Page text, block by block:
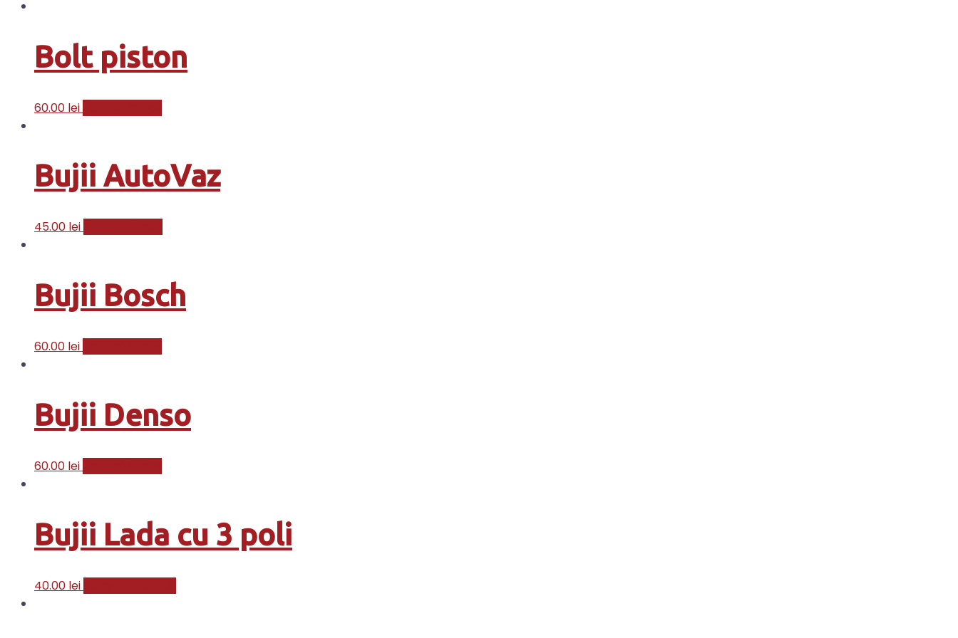
Bolt piston
60.00 lei
Bujii AutoVaz
45.00 lei
Bujii Bosch
60.00 lei
Bujii Denso
60.00 lei
Bujii Lada cu 3 poli
40.00 lei